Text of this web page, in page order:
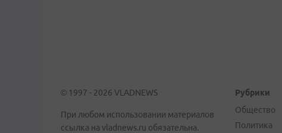
© 1997 - 2026 VLADNEWS
При любом использовании материалов
ссылка на vladnews.ru обязательна.
Рубрики
Общество
Политика